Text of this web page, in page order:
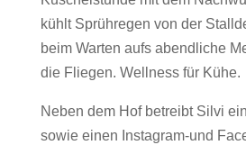
kühlt Sprühregen von der
beim Warten aufs abendliche
die Fliegen. Wellness für Kühe.
Neben dem Hof betreibt Silvi
sowie einen Instagram-und